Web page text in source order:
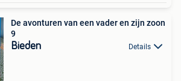
De avonturen van een vader en zijn zoon
9
Bieden Details